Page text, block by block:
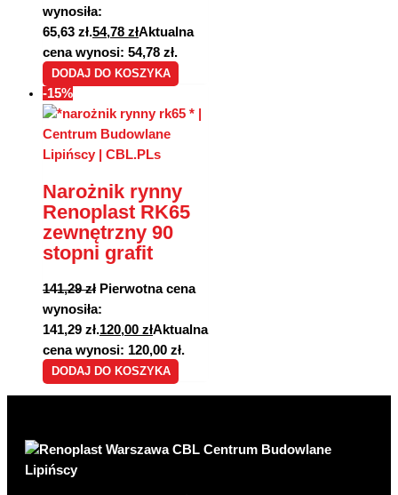
wynosiła:
65,63 zł.54,78 złAktualna
cena wynosi: 54,78 zł.
DODAJ DO KOSZYKA
-15%
Narożnik rynny
Renoplast RK65
zewnętrzny 90
stopni grafit
141,29zł Pierwotna cena
wynosiła:
141,29 zł.120,00 złAktualna
cena wynosi: 120,00 zł.
DODAJ DO KOSZYKA